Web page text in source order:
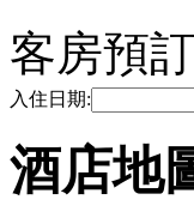
客房預訂
入住日期:
酒店地